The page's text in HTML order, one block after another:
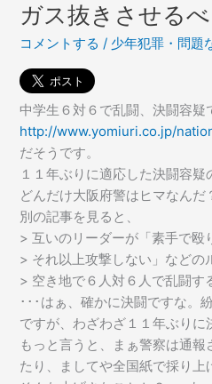
な。
ガス抜きさせるべ
コメントする / 少年犯罪・問題
中学生６対６で乱闘、決闘容疑
http://www.yomiuri.co.jp/
だそうです。
１１年ぶりに適応した決闘容
どんだけ大阪府警はヒマなんだ
別の記事を見ると、
> 互いのリーダーが「素手で殴
> それ以上攻撃しない」などの
> 空き地で６人対６人で乱闘す
･･･はぁ、確かに決闘ですな。
ですが、わざわざ１１年ぶりに
もっと言うと、まぁ警察は通
たり、ましてや全国紙で採り上